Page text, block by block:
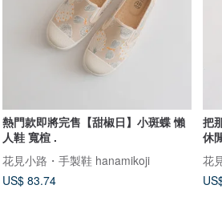
熱門款即將完售【甜椒日】小斑蝶 懶
人鞋 寬楦 .
花見小路・手製鞋 hanamikoji
US$ 83.74
把
休
花